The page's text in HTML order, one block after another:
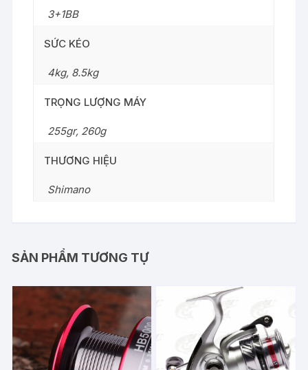
3+1BB
SỨC KÉO
4kg, 8.5kg
TRỌNG LƯỢNG MÁY
255gr, 260g
THƯƠNG HIỆU
Shimano
SẢN PHẨM TƯƠNG TỰ